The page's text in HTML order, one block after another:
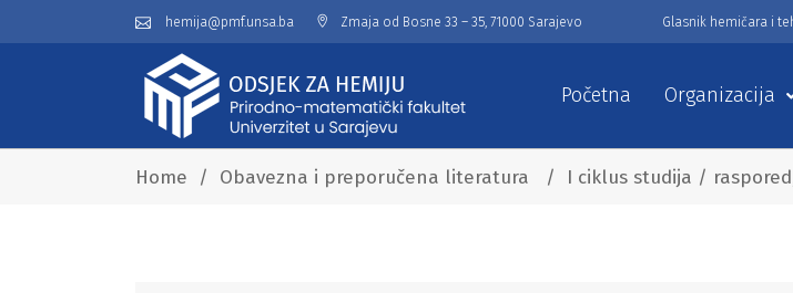
hemija@pmf.unsa.ba Zmaja od Bosne 33 – 35, 71000 Sarajevo Glasnik hemičara i
Početna Organizacija
Home / Obavezna i preporučena literatura / I ciklus studija /